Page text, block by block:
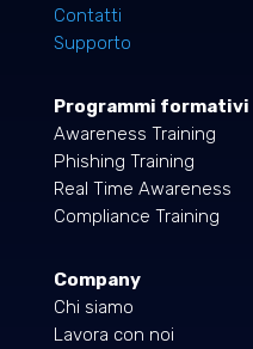
Contatti
Supporto
Programmi formativi
Awareness Training
Phishing Training
Real Time Awareness
Compliance Training
Company
Chi siamo
Lavora con noi